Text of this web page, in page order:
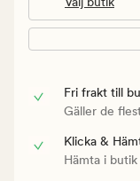
Fri frakt till
Gäller de
Klicka &
Hämta i